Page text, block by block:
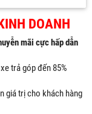
DOANH
mãi cực hấp dẫn
trả góp đến 85%
giá trị cho khách hàng